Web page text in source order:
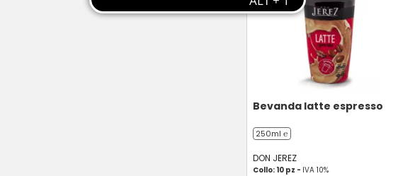
Bevanda latte espresso
250ml ℮
DON JEREZ
Collo: 10 pz - IVA 10%